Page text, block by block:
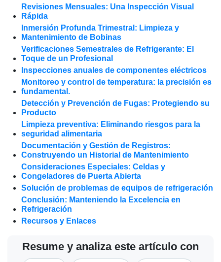
Revisiones Mensuales: Una Inspección Visual
Rápida
Inmersión Profunda Trimestral: Limpieza y
Mantenimiento de Bobinas
Verificaciones Semestrales de Refrigerante: El
Toque de un Profesional
Inspecciones anuales de componentes eléctricos
Monitoreo y control de temperatura: la precisión es
fundamental.
Detección y Prevención de Fugas: Protegiendo su
Producto
Limpieza preventiva: Eliminando riesgos para la
seguridad alimentaria
Documentación y Gestión de Registros:
Construyendo un Historial de Mantenimiento
Consideraciones Especiales: Celdas y
Congeladores de Puerta Abierta
Solución de problemas de equipos de refrigeración
Conclusión: Manteniendo la Excelencia en
Refrigeración
Recursos y Enlaces
Resume y analiza este artículo con